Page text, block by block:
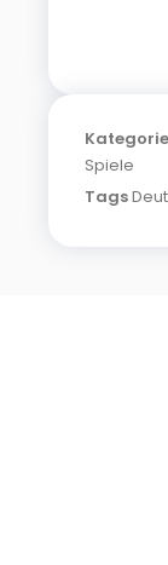
Spiele
Tags